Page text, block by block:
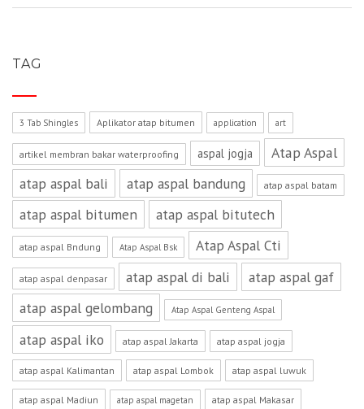
TAG
3 Tab Shingles Aplikator atap bitumen application art
artikel membran bakar waterproofing aspal jogja
Atap Aspal
atap aspal bali
atap aspal bandung atap aspal batam
atap aspal bitumen atap aspal bitutech
atap aspal Bndung Atap Aspal Bsk Atap Aspal Cti
atap aspal denpasar atap aspal di bali
atap aspal gaf
atap aspal gelombang
Atap Aspal Genteng Aspal
atap aspal iko atap aspal Jakarta atap aspal jogja
atap aspal Kalimantan atap aspal Lombok atap aspal luwuk
atap aspal Madiun atap aspal magetan atap aspal Makasar